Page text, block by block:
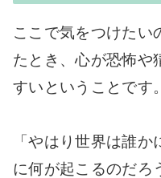
ここで気をつけたい
たとき、心が恐怖や
すいということです。
「やはり世界は誰
に何が起こるのだろ